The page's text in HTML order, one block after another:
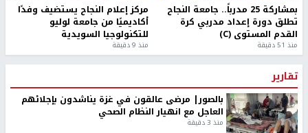
بمشاركة 25 مدرباً.. جامعة النجاح
تطلق دورة إعداد مدربي كرة
القدم المستوى (C)
منذ 51 دقيقة
مركز إعلام النجاح يستضيف وفدًا
أكاديميًا من جامعة لوليو
للتكنولوجيا السويدية
منذ 9 دقيقة
تقارير
بالصور| مرضى عالقون في غزة يناشدون بإجلائهم
العاجل مع انهيار النظام الصحي
منذ 3 دقيقة